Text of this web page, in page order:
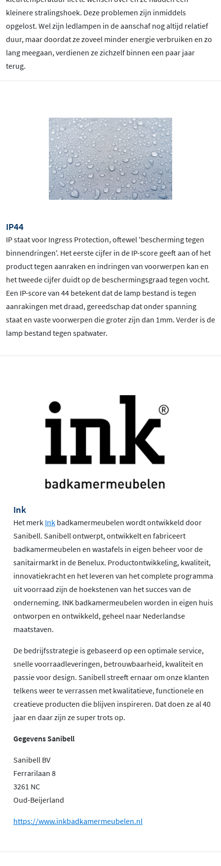
kleinere stralingshoek. Deze problemen zijn inmiddels
opgelost. Wel zijn ledlampen in de aanschaf nog altijd relatief
duur, maar doordat ze zoveel minder energie verbruiken en zo
lang meegaan, verdienen ze zichzelf binnen een paar jaar
terug.
IP44
IP staat voor Ingress Protection, oftewel 'bescherming tegen
binnendringen'. Het eerste cijfer in de IP-score geeft aan of het
product tegen aanraken en indringen van voorwerpen kan en
het tweede cijfer duidt op de beschermingsgraad tegen vocht.
Een IP-score van 44 betekent dat de lamp bestand is tegen
aanrakingen met draad, gereedschap dat onder spanning
staat en vaste voorwerpen die groter zijn dan 1mm. Verder is de
lamp bestand tegen spatwater.
Ink
Het merk Ink badkamermeubelen wordt ontwikkeld door
Sanibell. Sanibell ontwerpt, ontwikkelt en fabriceert
badkamermeubelen en wastafels in eigen beheer voor de
sanitairmarkt in de Benelux. Productontwikkeling, kwaliteit,
innovatiekracht en het leveren van het complete programma
uit voorraad zijn de hoekstenen van het succes van de
onderneming. INK badkamermeubelen worden in eigen huis
ontworpen en ontwikkeld, geheel naar Nederlandse
maatstaven.
De bedrijfsstrategie is gebaseerd op een optimale service,
snelle voorraadleveringen, betrouwbaarheid, kwaliteit en
passie voor design. Sanibell streeft ernaar om onze klanten
telkens weer te verrassen met kwalitatieve, functionele en
creatieve producten die blijven inspireren. Dat doen ze al 40
jaar en daar zijn ze super trots op.
Gegevens Sanibell
Sanibell BV
Ferrarilaan 8
3261 NC
Oud-Beijerland
https://www.inkbadkamermeubelen.nl